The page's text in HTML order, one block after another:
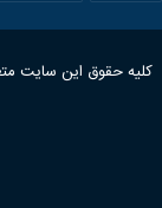
کلیه حقوق این سایت